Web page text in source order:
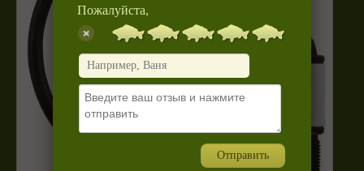
Пожалуйста,
Отправить